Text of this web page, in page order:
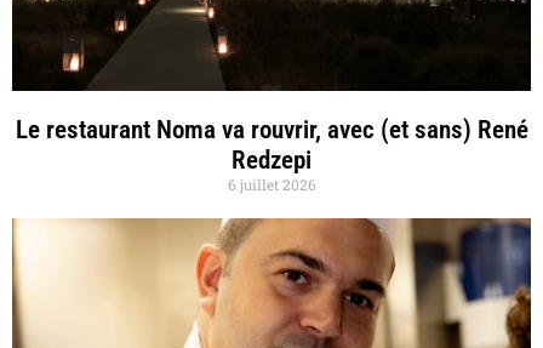
Le restaurant Noma va rouvrir, avec (et sans) René
Redzepi
6 juillet 2026